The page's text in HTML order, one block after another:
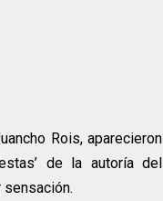
Rois, aparecieron
de la autoría del